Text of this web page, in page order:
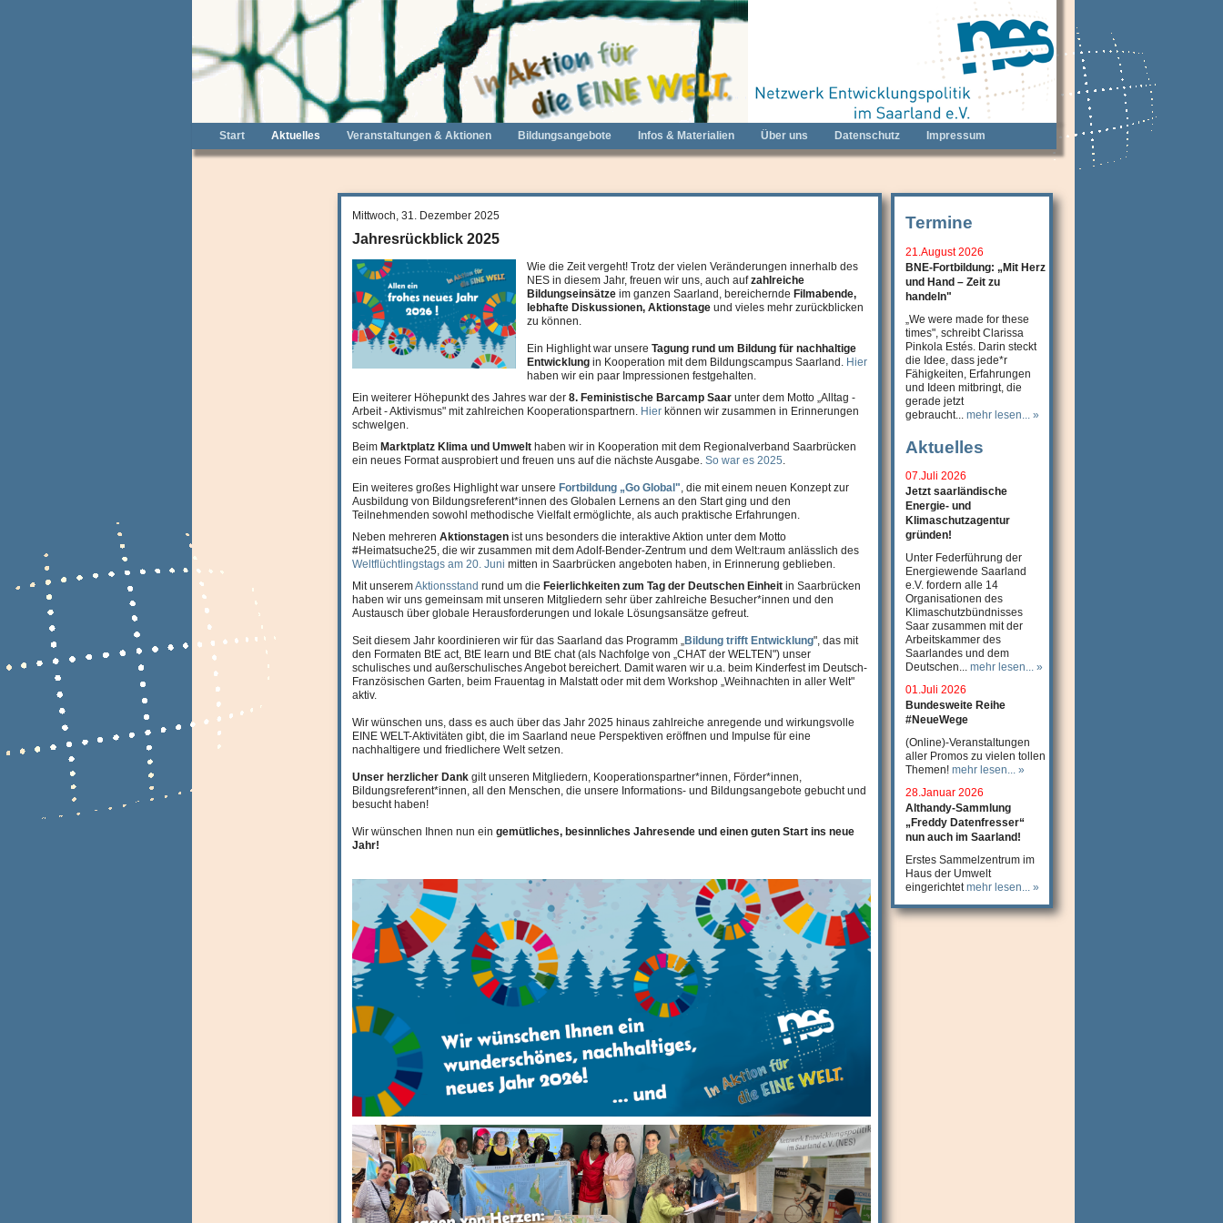
Start Aktuelles Veranstaltungen & Aktionen Bildungsangebote Infos & Materialien Über uns Datenschutz Impressum
Mittwoch, 31. Dezember 2025
Jahresrückblick 2025
Wie die Zeit vergeht! Trotz der vielen Veränderungen innerhalb des
NES in diesem Jahr, freuen wir uns, auch aufzahlreiche
Bildungseinsätze im ganzen Saarland, bereichernde Filmabende,
lebhafte Diskussionen, Aktionstage und vieles mehr zurückblicken
zu können.
Ein Highlight war unsere Tagung rund um Bildung für nachhaltige
Entwicklung in Kooperation mit dem Bildungscampus Saarland. Hier
haben wir ein paar Impressionen festgehalten.
Ein weiterer Höhepunkt des Jahres war der 8. Feministische Barcamp Saar unter dem Motto „Alltag -
Arbeit - Aktivismus" mit zahlreichen Kooperationspartnern. Hier können wir zusammen in Erinnerungen
schwelgen.
Beim Marktplatz Klima und Umwelt haben wir in Kooperation mit dem Regionalverband Saarbrücken
ein neues Format ausprobiert und freuen uns auf die nächste Ausgabe. So war es 2025
Ein weiteres großes Highlight war unsere Fortbildung „Go Global" , die mit einem neuen Konzept zur
Ausbildung von Bildungsreferent*innen des Globalen Lernens an den Start ging und den
Teilnehmenden sowohl methodische Vielfalt ermöglichte, als auch praktische Erfahrungen.
Neben mehreren Aktionstagen ist uns besonders die interaktive Aktion unter dem Motto
#Heimatsuche25, die wir zusammen mit dem Adolf-Bender-Zentrum und dem Welt:raum anlässlich des
Weltflüchtlingstags am 20. Juni mitten in Saarbrücken angeboten haben, in Erinnerung geblieben.
Mit unseremAktionsstand rund um die Feierlichkeiten zum Tag der Deutschen Einheit in Saarbrücken
haben wir uns gemeinsam mit unseren Mitgliedern sehr über zahlreiche Besucher*innen und den
Austausch über globale Herausforderungen und lokale Lösungsansätze gefreut.
Seit diesem Jahr koordinieren wir für das Saarland das Programm „ Bildung trifft Entwicklung", das mit
den Formaten BtE act, BtE learn und BtE chat (als Nachfolge von „CHAT der WELTEN") unser
schulisches und außerschulisches Angebot bereichert. Damit waren wir u.a. beim Kinderfest im Deutsch-
Französischen Garten, beim Frauentag in Malstatt oder mit dem Workshop „Weihnachten in aller Welt"
aktiv.
Wir wünschen uns, dass es auch über das Jahr 2025 hinaus zahlreiche anregende und wirkungsvolle
EINE WELT-Aktivitäten gibt, die im Saarland neue Perspektiven eröffnen und Impulse für eine
nachhaltigere und friedlichere Welt setzen.
Unser herzlicher Dank gilt unseren Mitgliedern, Kooperationspartner*innen, Förder*innen,
Bildungsreferent*innen, all den Menschen, die unsere Informations- und Bildungsangebote gebucht und
besucht haben!
Wir wünschen Ihnen nun ein gemütliches, besinnliches Jahresende und einen guten Start ins neue
Jahr!
Termine
21.August 2026
BNE-Fortbildung: „Mit Herz
und Hand – Zeit zu
handeln"
„We were made for these
times", schreibt Clarissa
Pinkola Estés. Darin steckt
die Idee, dass jede*r
Fähigkeiten, Erfahrungen
und Ideen mitbringt, die
gerade jetzt
gebraucht... mehr lesen... »
Aktuelles
07.Juli 2026
Jetzt saarländische
Energie- und
Klimaschutzagentur
gründen!
Unter Federführung der
Energiewende Saarland
e.V. fordern alle 14
Organisationen des
Klimaschutzbündnisses
Saar zusammen mit der
Arbeitskammer des
Saarlandes und dem
Deutschen... mehr lesen... »
01.Juli 2026
Bundesweite Reihe
#NeueWege
(Online)-Veranstaltungen
aller Promos zu vielen tollen
Themen! mehr lesen... »
28.Januar 2026
Althandy-Sammlung
„Freddy Datenfresser“
nun auch im Saarland!
Erstes Sammelzentrum im
Haus der Umwelt
eingerichtetmehr lesen... »